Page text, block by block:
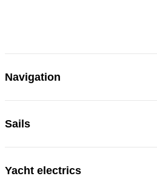
Navigation
Sails
Yacht electrics